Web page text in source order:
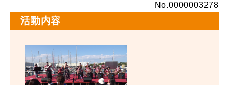
No.0000003278
活動内容